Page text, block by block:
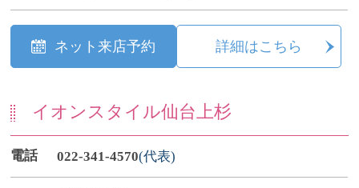
ネット来店予約 詳細はこちら
イオンスタイル仙台上杉
電話 022-341-4570(代表)